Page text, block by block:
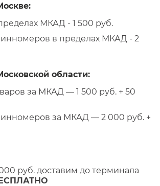
МКАД - 1 500 руб.
в пределах МКАД - 2
области:
за МКАД — 1 500 руб. + 50
за МКАД — 2 000 руб. +
руб. доставим до терминала